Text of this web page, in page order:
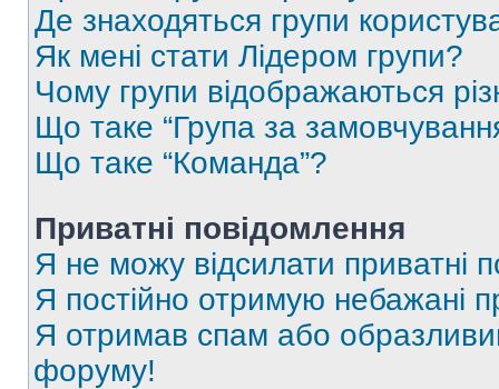
Де знаходяться групи
Як мені стати Лідером групи?
Чому групи відображаються
Що таке “Група за
Що таке “Команда”?
Приватні повідомлення
Я не можу відсилати приватні
Я постійно отримую небажані
Я отримав спам або
форуму!